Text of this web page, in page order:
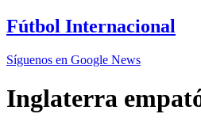
Fútbol Internacional
Síguenos en Google News
Inglaterra